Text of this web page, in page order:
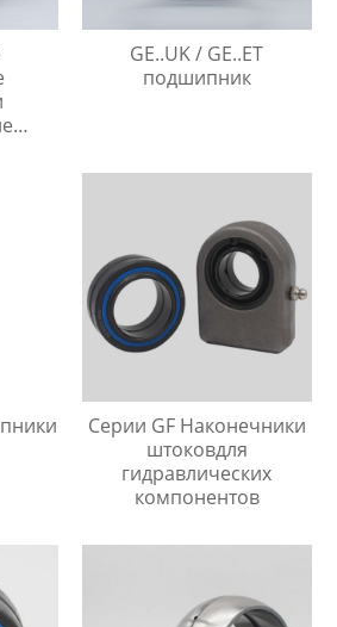
GE..UK / GE..ET
подшипник
Серии GF Наконечники
штоковдля
гидравлических
компонентов